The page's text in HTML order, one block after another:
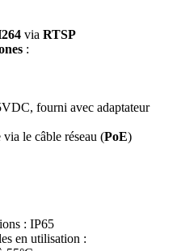
via RTSP
:
fourni avec adaptateur
le câble réseau (PoE)
: IP65
en utilisation :